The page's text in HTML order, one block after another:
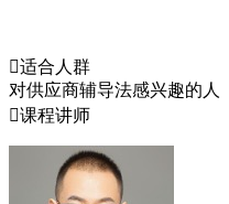
适合人群
对供应商辅导法感兴趣的人
课程讲师